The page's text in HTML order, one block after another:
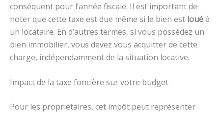
conséquent pour l’année fiscale. Il est important de
noter que cette taxe est due même si le bien est louéà
un locataire. En d’autres termes, si vous possédez un
bien immobilier, vous devez vous acquitter de cette
charge, indépendamment de la situation locative.
Impact de la taxe foncière sur votre budget
Pour les propriétaires, cet impôt peut représenter